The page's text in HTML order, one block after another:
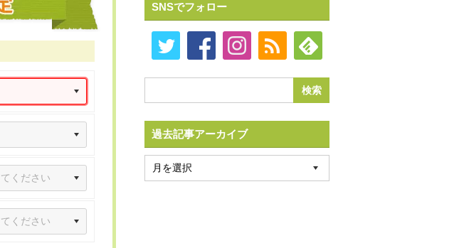
SNSでフォロー
過去記事アーカイブ